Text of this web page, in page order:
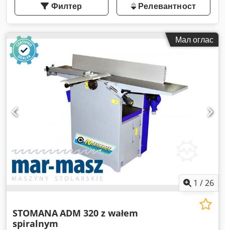
Филтер Релевантност
Мал оглас
1 /26
STOMANAADM 320 z wałem
spiralnym